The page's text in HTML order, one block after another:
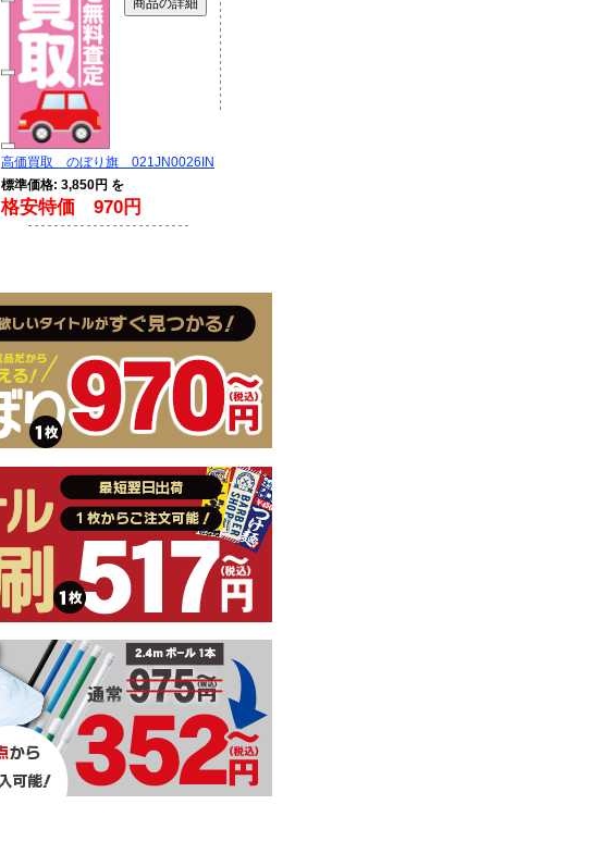
高価買取 のぼり旗 021JN0026IN
標準価格: 3,850円 を
格安特価 970円